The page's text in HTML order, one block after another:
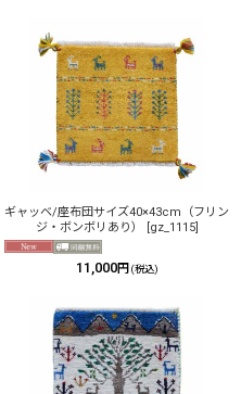
ギャッベ/座布団サイズ40×43cm（フリン
ジ・ボンボリあり）
[gz_1115]
11,000円 (税込)